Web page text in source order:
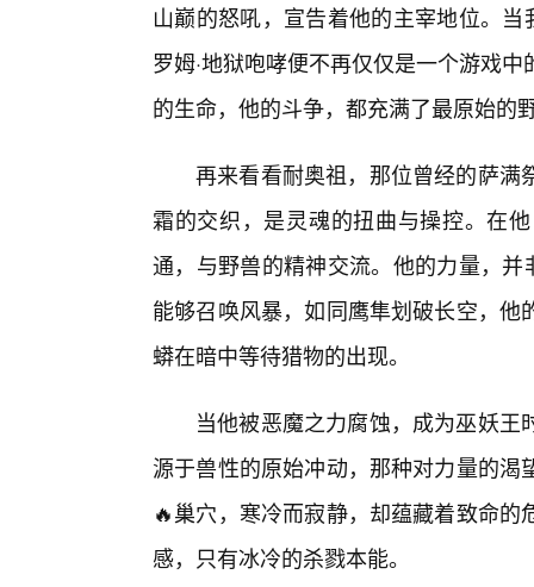
山巅的怒吼，宣告着他的主宰地位。
罗姆·地狱咆哮便不再仅仅是一个游戏
的生命，他的斗争，都充满了最原始的
再来看看耐奥祖，那位曾经的萨满
霜的交织，是灵魂的扭曲与操控。在
通，与野兽的精神交流。他的力量，
能够召唤风暴，如同鹰隼划破长空，
蟒在暗中等待猎物的出现。
当他被恶魔之力腐蚀，成为巫妖
源于兽性的原始冲动，那种对力量的
🔥巢穴，寒冷而寂静，却蕴藏着致命
感，只有冰冷的杀戮本能。